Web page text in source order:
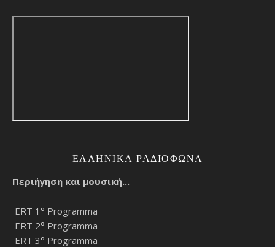
ΕΛΛΗΝΙΚΆ ΡΑΔΙΌΦΩΝΑ
Περιήγηση και μουσική...
ERT 1° Programma
ERT 2° Programma
ERT 3° Programma